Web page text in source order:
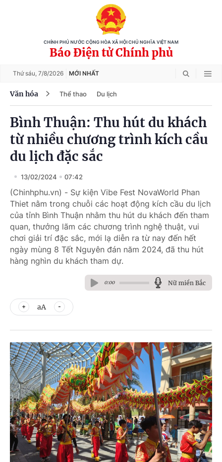
CHÍNH PHỦ NƯỚC CỘNG HÒA XÃ HỘI CHỦ NGHĨA VIỆT NAM
Báo Điện tử Chính phủ
Thứ sáu, 7/8/2026 MỚI NHẤT
Văn hóa Thể thao Du lịch
Bình Thuận: Thu hút du khách
từ nhiều chương trình kích cầu
du lịch đặc sắc
13/02/2024 07:42
(Chinhphu.vn) - Sự kiện Vibe Fest NovaWorld Phan
Thiet nằm trong chuỗi các hoạt động kích cầu du lịch
của tỉnh Bình Thuận nhằm thu hút du khách đến tham
quan, thưởng lãm các chương trình nghệ thuật, vui
chơi giải trí đặc sắc, mới lạ diễn ra từ nay đến hết
ngày mùng 8 Tết Nguyên đán năm 2024, đã thu hút
hàng nghìn du khách tham dự.
0:00 Nữ miền Bắc
aA